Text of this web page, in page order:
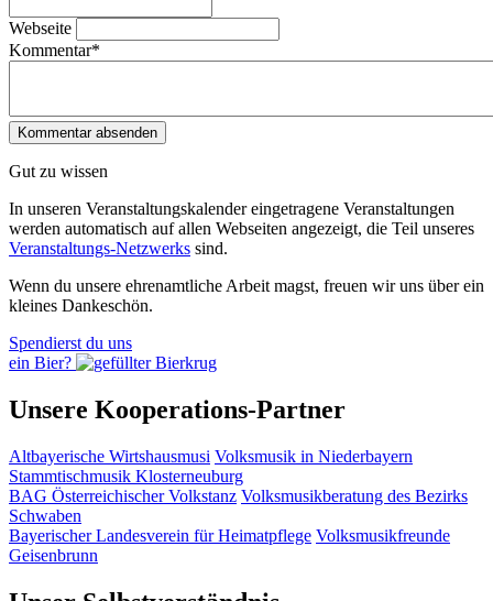
Webseite
Kommentar*
Gut zu wissen
In unseren Veranstaltungskalender eingetragene Veranstaltungen
werden automatisch auf allen Webseiten angezeigt, die Teil unseres
Veranstaltungs-Netzwerks sind.
Wenn du unsere ehrenamtliche Arbeit magst, freuen wir uns über ein
kleines Dankeschön.
Spendierst du uns
ein Bier?
Unsere Kooperations-Partner
Altbayerische Wirtshausmusi Volksmusik in Niederbayern
Stammtischmusik Klosterneuburg
BAG Österreichischer Volkstanz Volksmusikberatung des Bezirks
Schwaben
Bayerischer Landesverein für Heimatpflege Volksmusikfreunde
Geisenbrunn